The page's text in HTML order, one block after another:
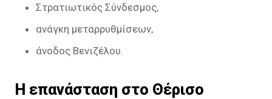
Στρατιωτικός Σύνδεσμος,
ανάγκη μεταρρυθμίσεων,
άνοδος Βενιζέλου.
Η επανάσταση στο Θέρισο